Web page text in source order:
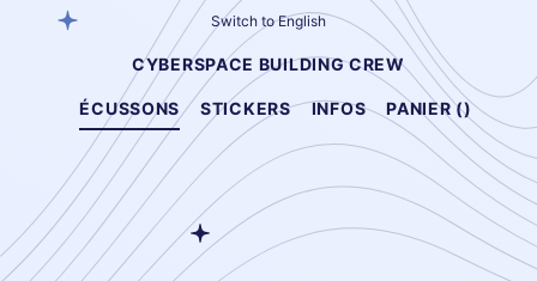
Switch to English
CYBERSPACE BUILDING CREW
ÉCUSSONS STICKERS INFOS PANIER ()